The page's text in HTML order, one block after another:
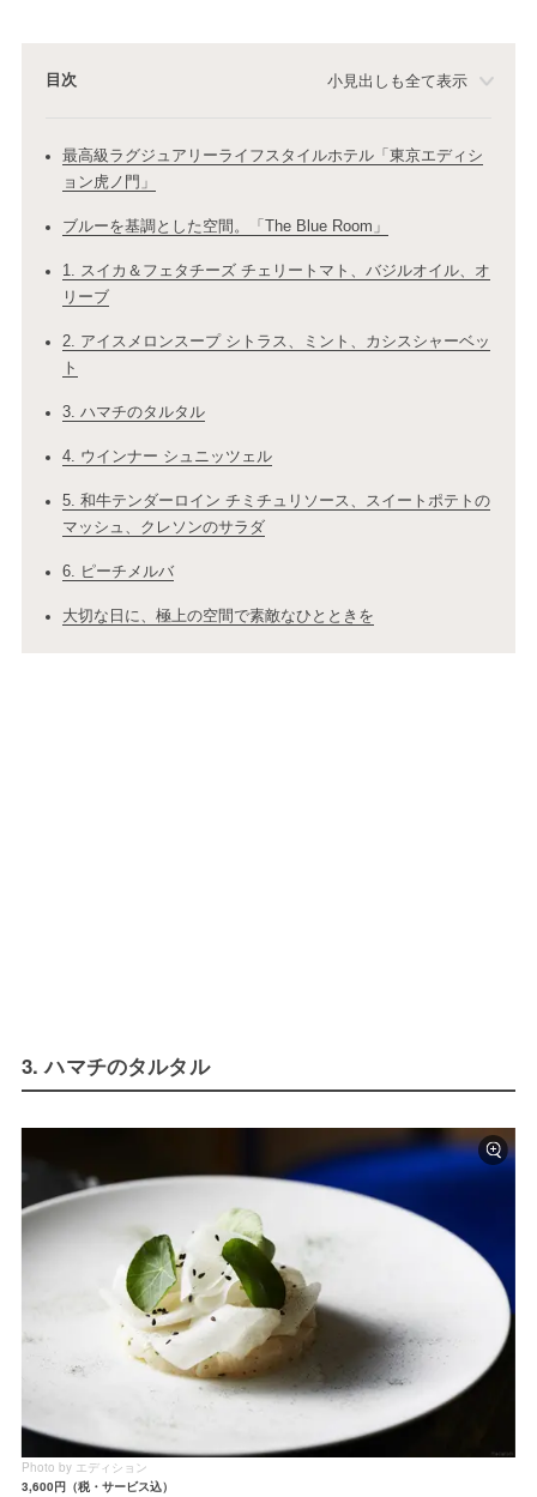
目次 小見出しも全て表示
最高級ラグジュアリーライフスタイルホテル「東京エディシ
ョン虎ノ門」
ブルーを基調とした空間。「The Blue Room」
1. スイカ＆フェタチーズ チェリートマト、バジルオイル、オ
リーブ
2. アイスメロンスープ シトラス、ミント、カシスシャーベッ
ト
3. ハマチのタルタル
4. ウインナー シュニッツェル
5. 和牛テンダーロイン チミチュリソース、スイートポテトの
マッシュ、クレソンのサラダ
6. ピーチメルバ
大切な日に、極上の空間で素敵なひとときを
3. ハマチのタルタル
Photo by エディション
3,600円（税・サービス込）